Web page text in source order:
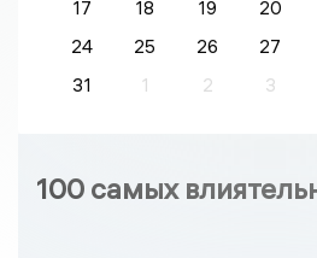
17 18 19 20
24
25 26 27
31
1 2 3
100 самых